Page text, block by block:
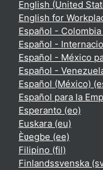
English (United
English for
Español - Colombia
Español -
Español - México
Español -
Español (México)
Español para la
Esperanto ‎(eo)‎
Euskara ‎(eu)‎
Èʋegbe ‎(ee)‎
Filipino ‎(fil)‎
Finlandssvenska